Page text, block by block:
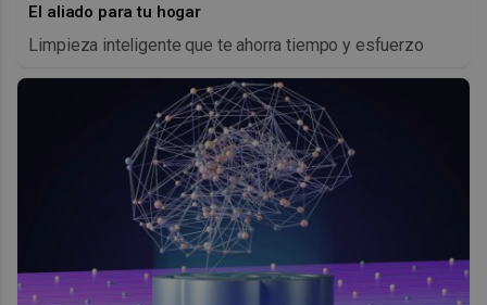
El aliado para tu hogar
Limpieza inteligente que te ahorra tiempo y esfuerzo